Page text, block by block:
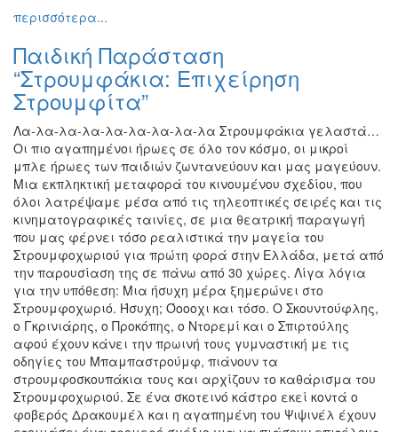
περισσότερα...
Παιδική Παράσταση
“Στρουμφάκια: Επιχείρηση
Στρουμφίτα”
Λα-λα-λα-λα-λα-λα-λα-λα-λα Στρουμφάκια γελαστά…
Οι πιο αγαπημένοι ήρωες σε όλο τον κόσμο, οι μικροί
μπλε ήρωες των παιδιών ζωντανεύουν και μας μαγεύουν.
Μια εκπληκτική μεταφορά του κινουμένου σχεδίου, που
όλοι λατρέψαμε μέσα από τις τηλεοπτικές σειρές και τις
κινηματογραφικές ταινίες, σε μια θεατρική παραγωγή
που μας φέρνει τόσο ρεαλιστικά την μαγεία του
Στρουμφοχωριού για πρώτη φορά στην Ελλάδα, μετά από
την παρουσίαση της σε πάνω από 30 χώρες. Λίγα λόγια
για την υπόθεση: Μια ήσυχη μέρα ξημερώνει στο
Στρουμφοχωριό. Ήσυχη; Όοοοχι και τόσο. Ο Σκουντούφλης,
ο Γκρινιάρης, ο Προκόπης, ο Ντορεμί και ο Σπιρτούλης
αφού έχουν κάνει την πρωινή τους γυμναστική με τις
οδηγίες του Μπαμπαστρούμφ, πιάνουν τα
στρουμφοσκουπάκια τους και αρχίζουν το καθάρισμα του
Στρουμφοχωριού. Σε ένα σκοτεινό κάστρο εκεί κοντά ο
φοβερός Δρακουμέλ και η αγαπημένη του Ψιψινέλ έχουν